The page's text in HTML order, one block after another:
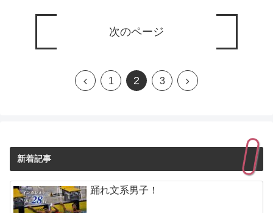
次のページ
1 2 3
新着記事
踊れ文系男子！